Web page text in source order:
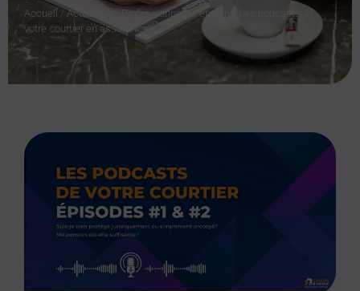
Accueil /Actualités Professionnel /Pension
Les podcasts de
votre courtier en assurances